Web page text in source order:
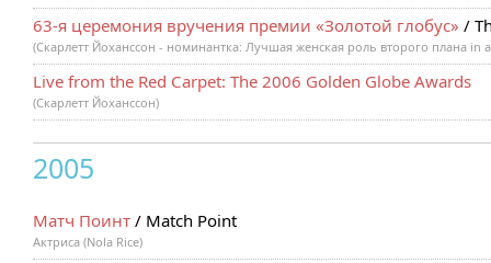
63-я церемония вручения премии «Золотой глобус» /
(Скарлетт Йоханссон - номинантка: Лучшая женская роль второго плана in
Live from the Red Carpet: The 2006 Golden Globe Awards
(Скарлетт Йоханссон)
2005
Матч Поинт / Match Point
Актриса (Nola Rice)